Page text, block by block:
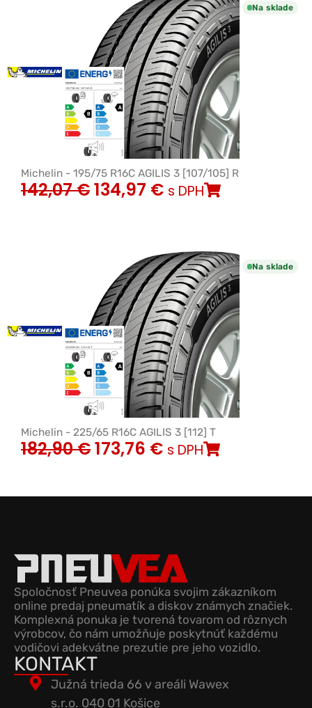
Na sklade
Michelin - 195/75 R16C AGILIS 3 [107/105] R
142,07€134,97 € s DPH
Na sklade
Michelin - 225/65 R16C AGILIS 3 [112] T
182,90€173,76 € s DPH
Spoločnosť Pneuvea ponúka svojim zákazníkom
online predaj pneumatík a diskov známych značiek.
Komplexná ponuka je tvorená tovarom od rôznych
výrobcov, čo nám umožňuje poskytnúť každému
vodičovi adekvátne prezutie pre jeho vozidlo.
KONTAKT
Južná trieda 66 v areáli Wawex
s.r.o. 040 01 Košice